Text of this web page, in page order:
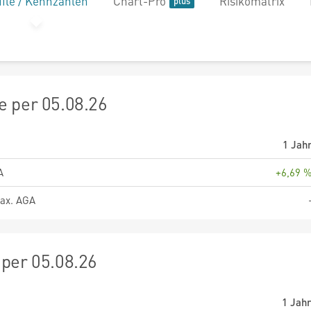
per 05.08.26
1
+6,69
AGA
05.08.26
1 Jahr